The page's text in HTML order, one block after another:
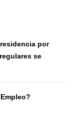
por
se